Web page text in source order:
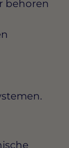
behoren